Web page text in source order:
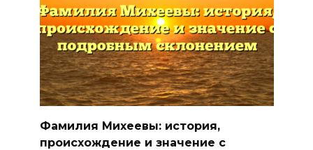
Фамилия Михеевы: история,
происхождение и значение с